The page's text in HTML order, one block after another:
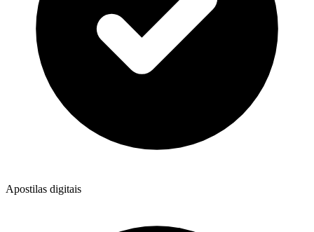
Apostilas digitais